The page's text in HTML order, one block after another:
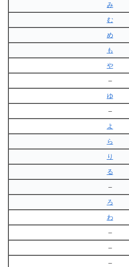
み
む
め
も
や
–
ゆ
–
よ
ら
り
る
–
ろ
わ
–
–
–